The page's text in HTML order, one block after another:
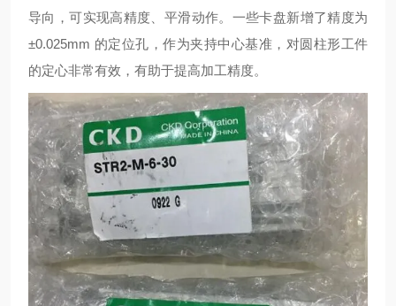
导向，可实现高精度、平滑动作。一些卡盘新增了精度为
±0.025mm 的定位孔，作为夹持中心基准，对圆柱形工件
的定心非常有效，有助于提高加工精度。